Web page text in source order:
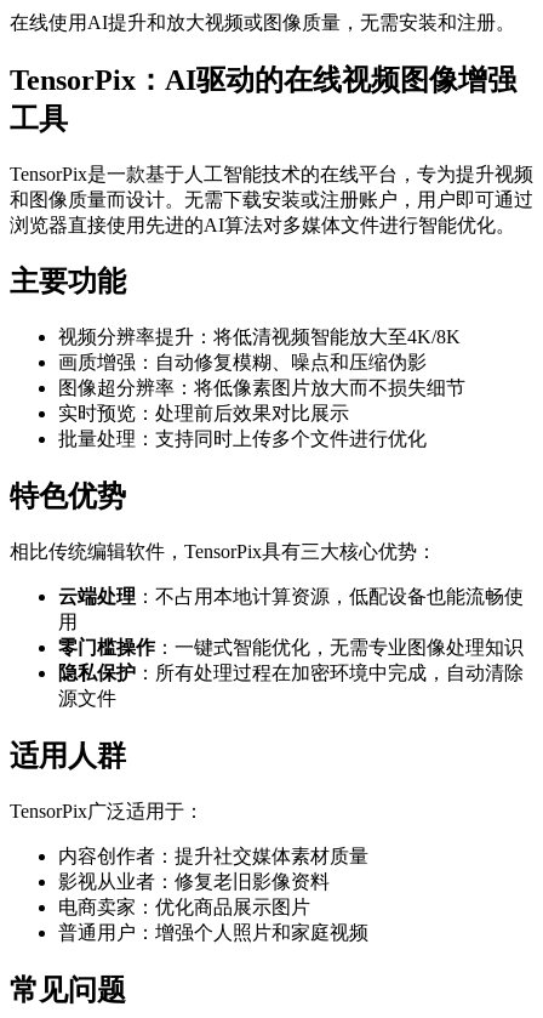
在线使用AI提升和放大视频或图像质量，无需安装和注册。
TensorPix：AI驱动的在线视频图像增强
工具
TensorPix是一款基于人工智能技术的在线平台，专为提升视频
和图像质量而设计。无需下载安装或注册账户，用户即可通过
浏览器直接使用先进的AI算法对多媒体文件进行智能优化。
主要功能
视频分辨率提升：将低清视频智能放大至4K/8K
画质增强：自动修复模糊、噪点和压缩伪影
图像超分辨率：将低像素图片放大而不损失细节
实时预览：处理前后效果对比展示
批量处理：支持同时上传多个文件进行优化
特色优势
相比传统编辑软件，TensorPix具有三大核心优势：
云端处理 ：不占用本地计算资源，低配设备也能流畅使
用
零门槛操作：一键式智能优化，无需专业图像处理知识
隐私保护 ：所有处理过程在加密环境中完成，自动清除
源文件
适用人群
TensorPix广泛适用于：
内容创作者：提升社交媒体素材质量
影视从业者：修复老旧影像资料
电商卖家：优化商品展示图片
普通用户：增强个人照片和家庭视频
常见问题